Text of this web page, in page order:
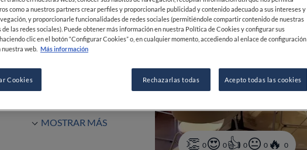
0 0 0 0 0
WEB
MOSTRAR MÁS
como a nuestros partners crear perfiles y proporcionarle publicidad y contenido adecuado a sus intereses y
y proporcionarle funcionalidades de redes sociales (permitiéndole compartir contenido de nuestras
de las redes sociales). Puede obtener más información en nuestra Política de Cookies y configurar sus
clic en el botón “Configurar Cookies” o, en cualquier momento, accediendo al enlace de configuración
web. Más información
Cookies Rechazarlas todas Acepto todas las cookies